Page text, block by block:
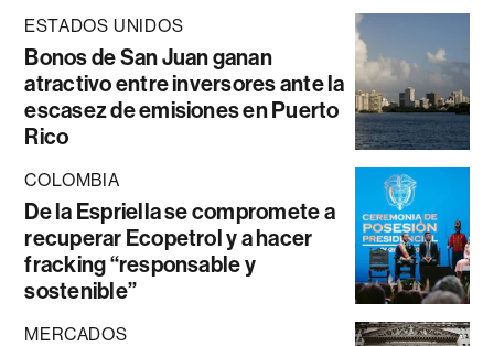
ESTADOS UNIDOS
Bonos de San Juan ganan
atractivo entre inversores ante la
escasez de emisiones en Puerto
Rico
COLOMBIA
De la Espriella se compromete a
recuperar Ecopetrol y a hacer
fracking “responsable y
sostenible”
MERCADOS